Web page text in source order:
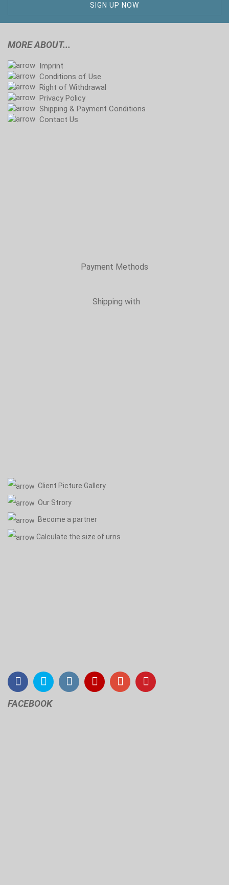
MORE ABOUT...
Imprint
Conditions of Use
Right of Withdrawal
Privacy Policy
Shipping & Payment Conditions
Contact Us
Payment Methods
Shipping with
Client Picture Gallery
Our Strory
Become a partner
Calculate the size of urns
FACEBOOK